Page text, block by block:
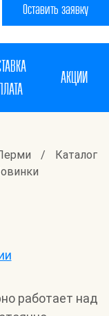
Оставить заявку
АКЦИИ
/
Каталог
работает над